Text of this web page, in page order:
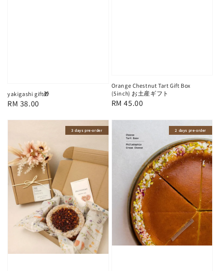
yakigashi gift🎁
Regular
RM 38.00
Orange Chestnut Tart Gift Box
(5inch) お土産ギフト
Regular
RM 45.00
3 days pre-order 2 days pre-order